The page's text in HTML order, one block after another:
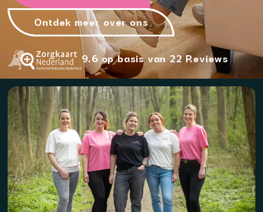
Ontdek meer over ons
9.6 op basis van 22 Reviews